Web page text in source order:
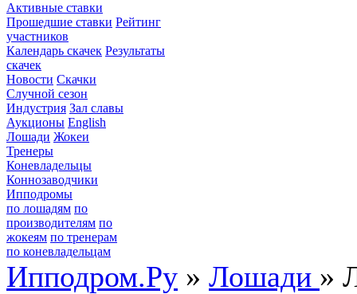
Активные ставки
Прошедшие ставки Рейтинг
участников
Календарь скачек Результаты
скачек
Новости Скачки
Случной сезон
Индустрия Зал славы
Аукционы English
Лошади Жокеи
Тренеры
Коневладельцы
Коннозаводчики
Ипподромы
по лошадям по
производителям по
жокеям по тренерам
по коневладельцам
Ипподром.Ру » Лошади »